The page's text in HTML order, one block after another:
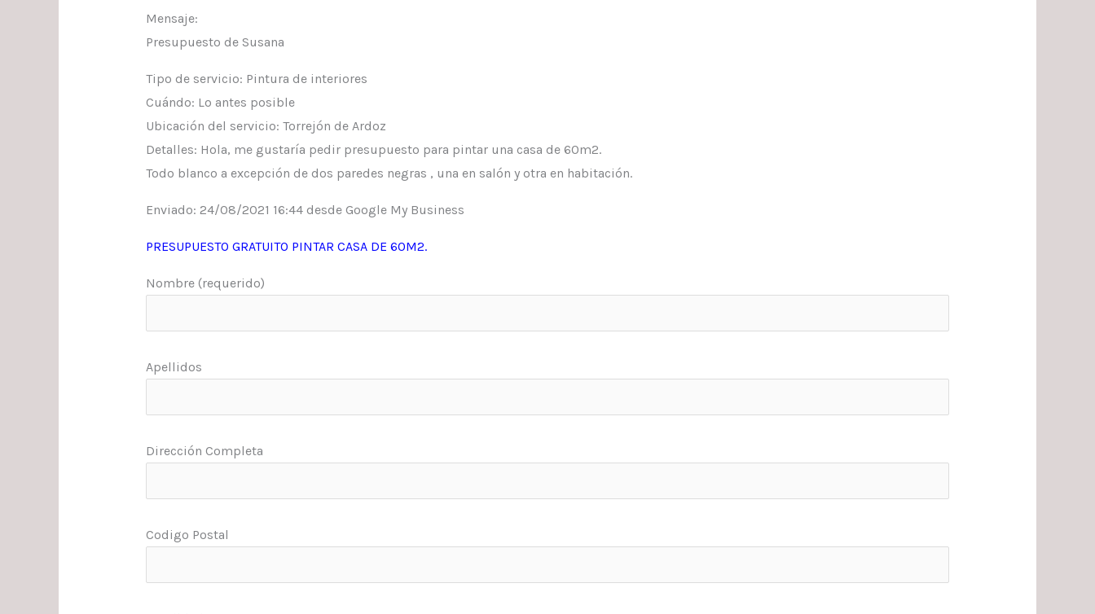
Mensaje:
Presupuesto de Susana
Tipo de servicio: Pintura de interiores
Cuándo: Lo antes posible
Ubicación del servicio: Torrejón de Ardoz
Detalles: Hola, me gustaría pedir presupuesto para pintar una casa de 60m2.
Todo blanco a excepción de dos paredes negras , una en salón y otra en habitación.
Enviado: 24/08/2021 16:44 desde Google My Business
PRESUPUESTO GRATUITO PINTAR CASA DE 60M2.
Nombre (requerido)
Apellidos
Dirección Completa
Codigo Postal